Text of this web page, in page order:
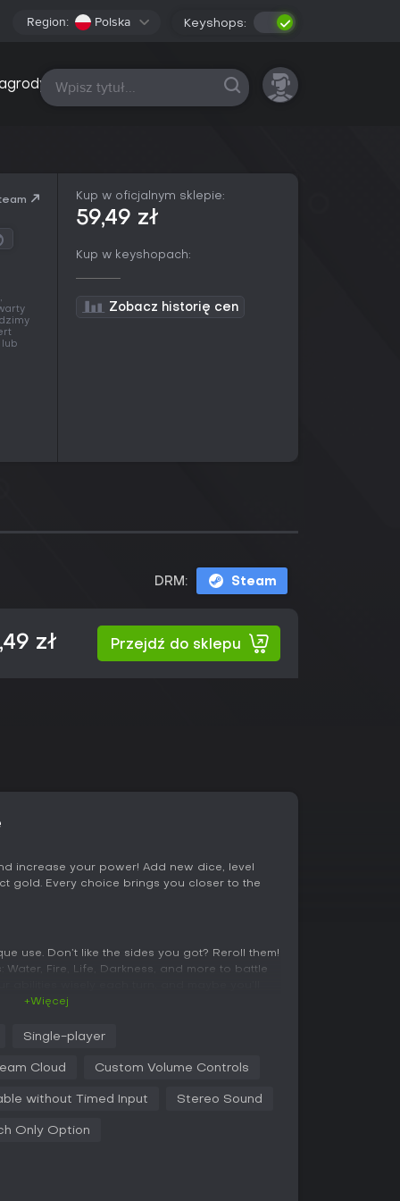
Region: Polska Keyshops:
Wszystkie platformy
lub
Kup w oficjalnym sklepie:
59,49 zł
Kup w keyshopach:
Zobacz historię cen
DRM: Steam
zł Przejdź do sklepu
increase your power! Add new dice, level
gold. Every choice brings you closer to the
use. Don’t like the sides you got? Reroll them!
Fire, Life, Darkness, and more to battle
+Więcej
Single-player
Cloud Custom Volume Controls
without Timed Input Stereo Sound
Only Option